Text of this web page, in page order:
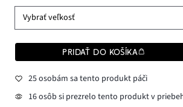
Vybrať veľkosť
PRIDAŤ DO KOŠÍKA
25 osobám sa tento produkt páči
16 osôb si prezrelo tento produkt v